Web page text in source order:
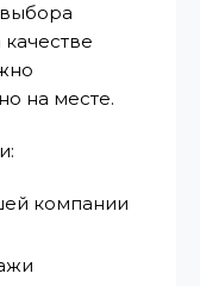
выбора
на месте.
компании